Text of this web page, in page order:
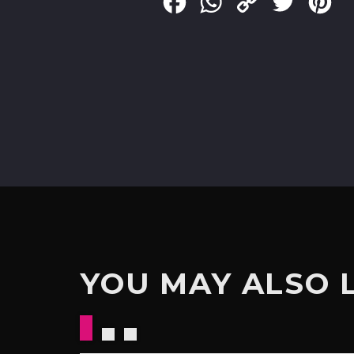
YOU MAY ALSO